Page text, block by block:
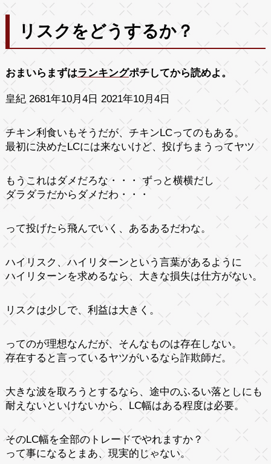
リスクをどうするか？
おまいらまずはランキングポチしてから読めよ。
皇紀 2681年10月4日 2021年10月4日
チキン利食いもそうだが、チキンLCってのもある。
最初に決めたLCには来ないけど、投げちまうってヤツ
もうこれはダメだろな・・・ ずっと横横だし
ダラダラだからダメだわ・・・
って投げたら飛んでいく、あるあるだわな。
ハイリスク、ハイリターンという言葉があるように
ハイリターンを求めるなら、大きな損失は仕方がない。
リスクは少しで、利益は大きく。
ってのが理想なんだが、そんなものは存在しない。
存在すると言っているヤツがいるなら詐欺師だ。
大きな波を取ろうとするなら、途中のふるい落としにも
耐えないといけないから、LC幅はある程度は必要。
そのLC幅を全部のトレードでやれますか？
って事になるとまあ、現実的じゃない。